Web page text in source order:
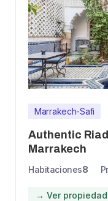
Marrakech-Safi
Authentic
Marrakech
Habitaciones8
→ Ver propiedad